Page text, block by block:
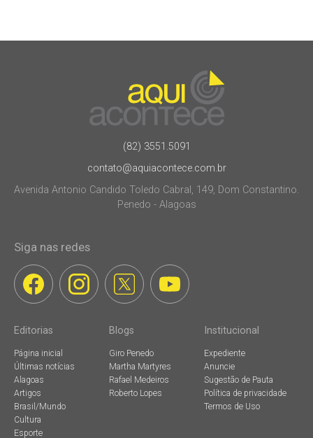
(82) 3551.5091
contato@aquiacontece.com.br
Avenida Antonio Candido Toledo Cabral, 149, Dom Constantino.
Penedo - Alagoas
Siga nas redes
Editorias
Página inicial
Últimas notícias
Alagoas
Artigos
Brasil/Mundo
Cultura
Esporte
Blogs
Giro Penedo
Martha Martyres
Rafael Medeiros
Roberto Lopes
Institucional
Expediente
Anuncie
Sugestão de Pauta
Política de privacidade
Termos de Uso